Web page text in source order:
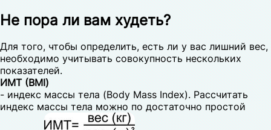
Не пора ли вам худеть?
Для того, чтобы определить, есть ли у вас лишний вес,
необходимо учитывать совокупность нескольких
показателей.
ИМТ (BMI)
- индекс массы тела (Body Mass Index). Рассчитать
индекс массы тела можно по достаточно простой